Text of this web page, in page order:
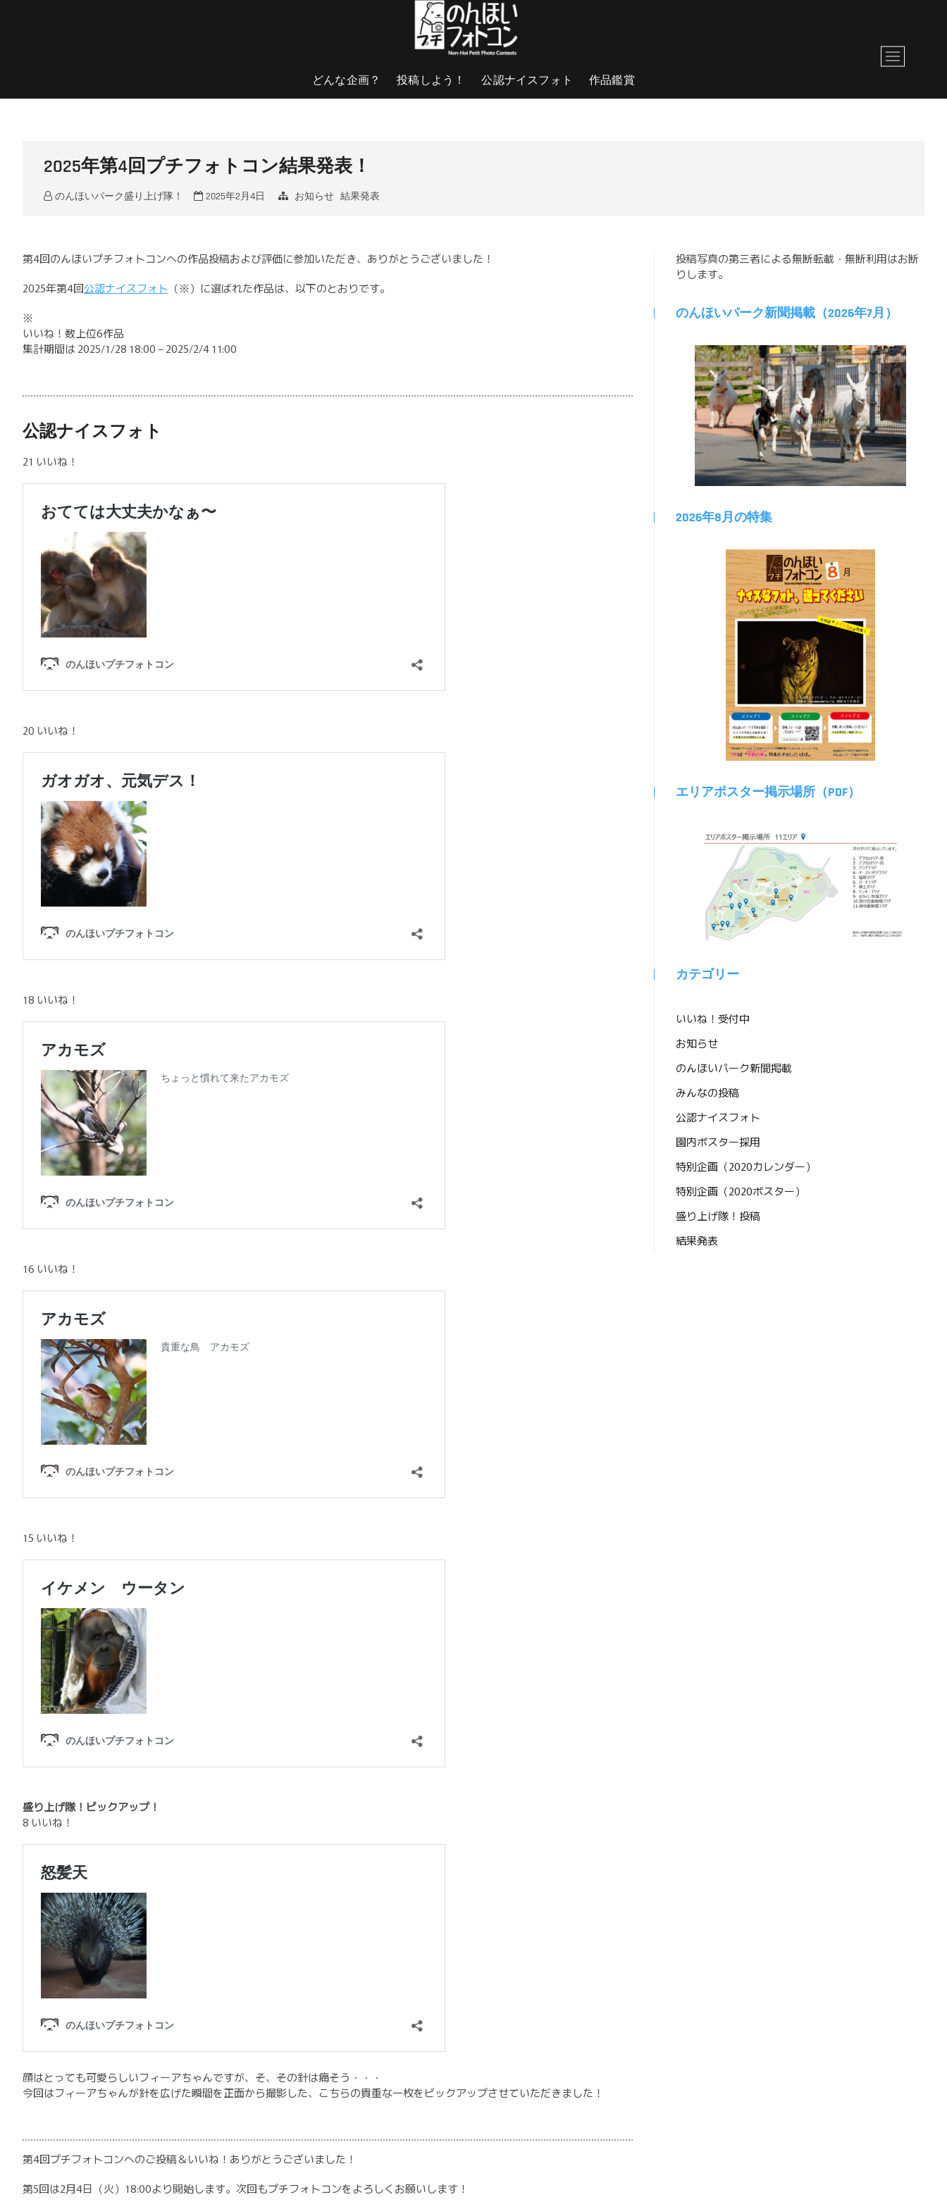
どんな企画？ 投稿しよう！ 公認ナイスフォト 作品鑑賞
M
e
u
2025年第4回プチフォトコン結果発表！
のんほいパーク盛り上げ隊！ 2025年2月4日 お知らせ 結果発表
第4回のんほいプチフォトコンへの作品投稿および評価に参加いただき、ありがとうございました！
2025年第4回公認ナイスフォト （※）に選ばれた作品は、以下のとおりです。
※
いいね！数上位6作品
集計期間は 2025/1/28 18:00 – 2025/2/4 11:00
公認ナイスフォト
21 いいね！
20 いいね！
18 いいね！
16 いいね！
15 いいね！
盛り上げ隊！ピックアップ！
8 いいね！
顔はとっても可愛らしいフィーアちゃんですが、そ、その針は痛そう・・・
今回はフィーアちゃんが針を広げた瞬間を正面から撮影した、こちらの貴重な一枚をピックアップさせていただきました！
第4回プチフォトコンへのご投稿＆いいね！ありがとうございました！
第5回は2月4日（火）18:00より開始します。次回もプチフォトコンをよろしくお願いします！
投稿写真の第三者による無断転載・無断利用はお断
りします。
のんほいパーク新聞掲載（2026年7月）
2026年8月の特集
エリアポスター掲示場所（PDF）
カテゴリー
いいね！受付中
お知らせ
のんほいパーク新聞掲載
みんなの投稿
公認ナイスフォト
園内ポスター採用
特別企画（2020カレンダー）
特別企画（2020ポスター）
盛り上げ隊！投稿
結果発表